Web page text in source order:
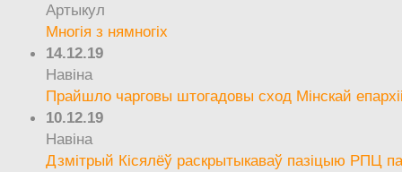
Артыкул
Многія з нямногіх
14.12.19
Навіна
Прайшло чарговы штогадовы сход Мінскай
10.12.19
Навіна
Дзмітрый Кісялёў раскрытыкаваў пазіцыю РПЦ